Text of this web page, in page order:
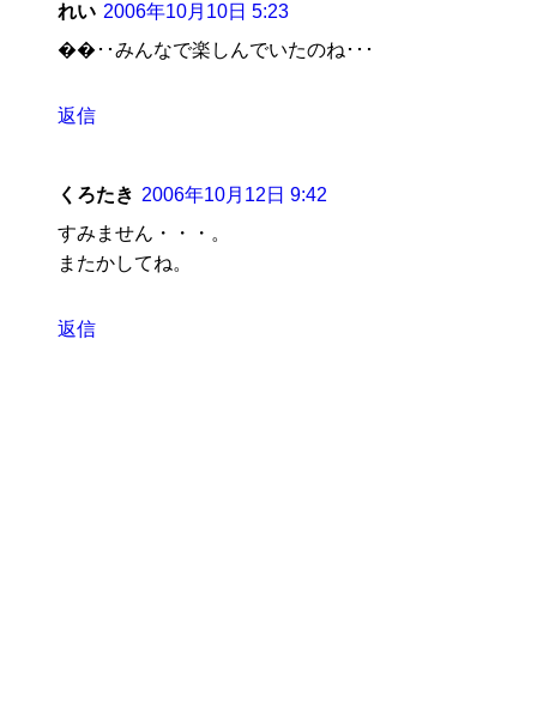
れい 2006年10月10日 5:23
��･･みんなで楽しんでいたのね･･･
返信
くろたき 2006年10月12日 9:42
すみません・・・。
またかしてね。
返信